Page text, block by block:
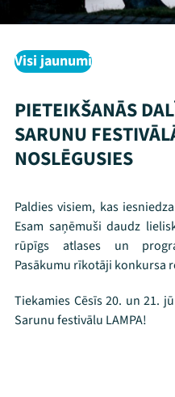
Viņi bija
Visi jaunumi
PIETEIKŠANĀS
SARUNU
NOSLĒGUSIES
Paldies visiem, kas
Esam saņēmuši daudz
rūpīgs atlases un
Pasākumu rīkotāji konkursa
Tiekamies Cēsīs 20. un 21.
Sarunu festivālu LAMPA!